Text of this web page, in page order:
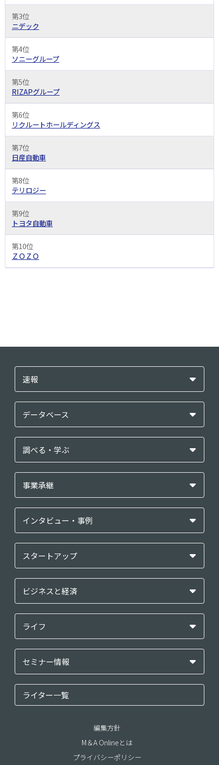
第3位
ニデック
第4位
ソニーグループ
第5位
RIZAPグループ
第6位
リクルートホールディングス
第7位
日産自動車
第8位
テリロジー
第9位
トヨタ自動車
第10位
ＺＯＺＯ
速報
データベース
調べる・学ぶ
事業承継
インタビュー・事例
スタートアップ
ビジネスと経済
ライフ
セミナー情報
ライター一覧
編集方針
M＆A Onlineとは
プライバシーポリシー